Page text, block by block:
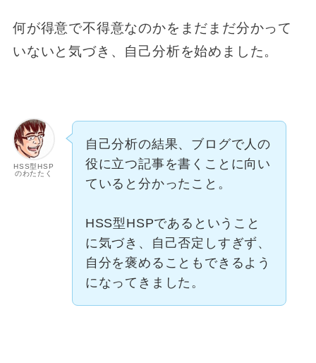
何が得意で不得意なのかをまだまだ分かって
いないと気づき、自己分析を始めました。
HSS型HSP
のわたたく
自己分析の結果、ブログで人の
役に立つ記事を書くことに向い
ていると分かったこと。
HSS型HSPであるということ
に気づき、自己否定しすぎず、
自分を褒めることもできるよう
になってきました。